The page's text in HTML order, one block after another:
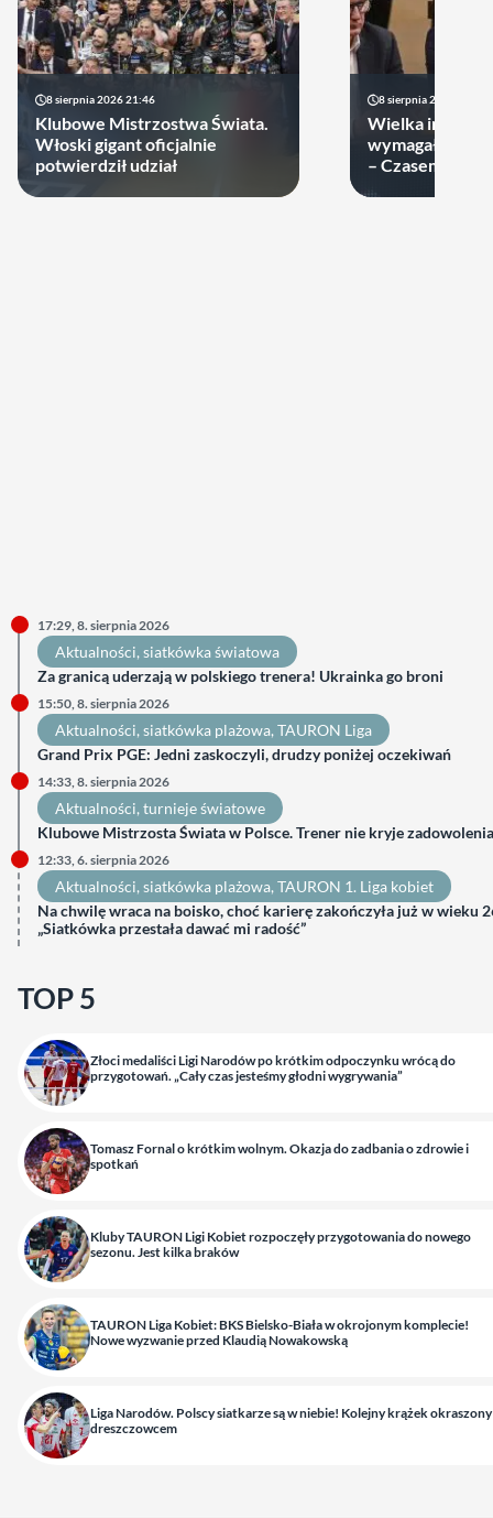
8 sierpnia 2026 21:46
Klubowe Mistrzostwa Świata.
Włoski gigant oficjalnie
potwierdził udział
8 sierpnia 2026 19:22
Wielka impreza
wymagała
– Czasem
17:29, 8. sierpnia 2026
Aktualności, siatkówka światowa
Za granicą uderzają w polskiego trenera! Ukrainka go broni
15:50, 8. sierpnia 2026
Aktualności, siatkówka plażowa, TAURON Liga
Grand Prix PGE: Jedni zaskoczyli, drudzy poniżej oczekiwań
14:33, 8. sierpnia 2026
Aktualności, turnieje światowe
Klubowe Mistrzosta Świata w Polsce. Trener nie kryje zadowolenia
12:33, 6. sierpnia 2026
Aktualności, siatkówka plażowa, TAURON 1. Liga kobiet
Na chwilę wraca na boisko, choć karierę zakończyła już w wieku
„Siatkówka przestała dawać mi radość”
TOP 5
Złoci medaliści Ligi Narodów po krótkim odpoczynku wrócą do
przygotowań. „Cały czas jesteśmy głodni wygrywania”
Tomasz Fornal o krótkim wolnym. Okazja do zadbania o zdrowie i
spotkań
Kluby TAURON Ligi Kobiet rozpoczęły przygotowania do nowego
sezonu. Jest kilka braków
TAURON Liga Kobiet: BKS Bielsko-Biała w okrojonym komplecie!
Nowe wyzwanie przed Klaudią Nowakowską
Liga Narodów. Polscy siatkarze są w niebie! Kolejny krążek okraszony
dreszczowcem